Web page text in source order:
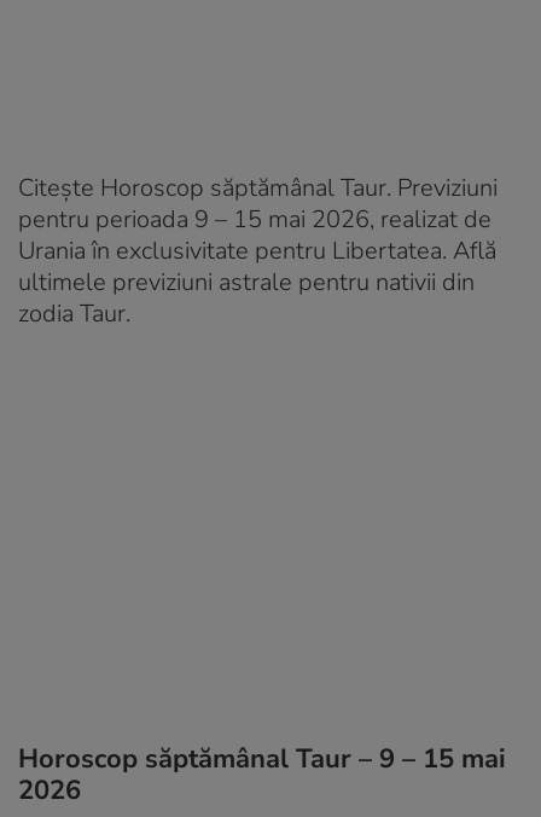
Citește Horoscop săptămânal Taur. Previziuni
pentru perioada 9 – 15 mai 2026, realizat de
Urania în exclusivitate pentru Libertatea. Află
ultimele previziuni astrale pentru nativii din
zodia Taur.
Horoscop săptămânal Taur – 9 – 15 mai
2026